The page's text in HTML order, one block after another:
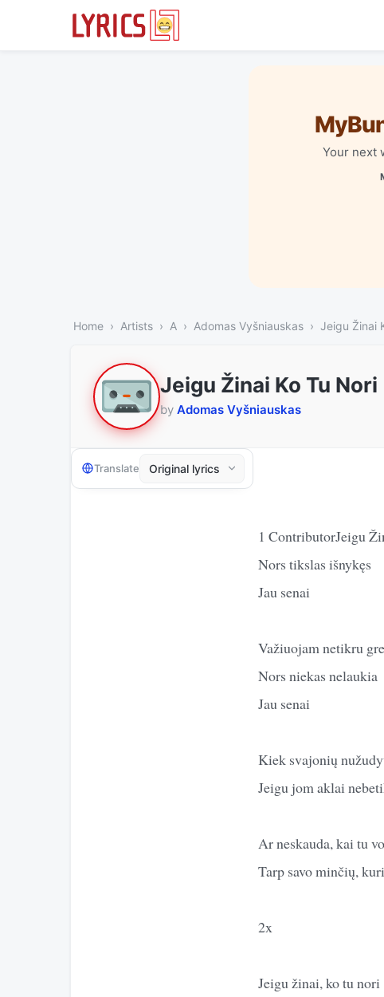
Your next
Home Artists A Adomas Vyšniauskas Jeigu Žinai
Jeigu Žinai Ko Tu Nori
by Adomas Vyšniauskas
Translate
1 ContributorJeigu
Nors tikslas išnykęs
Jau senai
Važiuojam netikru
Nors niekas nelaukia
Jau senai
Kiek svajonių
Jeigu jom aklai
Ar neskauda, kai tu
Tarp savo minčių,
2x
Jeigu žinai, ko tu nori